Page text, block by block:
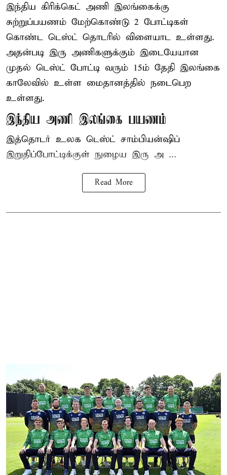
இந்திய கிரிக்கெட் அணி இலங்கைக்கு
சுற்றுப்பயணம் மேற்கொண்டு 2 போட்டிகள்
கொண்ட டெஸ்ட் தொடரில் விளையாட உள்ளது.
அதன்படி இரு அணிகளுக்கும் இடையேயான
முதல் டெஸ்ட் போட்டி வரும் 15ம் தேதி இலங்கை
காலேவில் உள்ள மைதானத்தில் நடைபெற
உள்ளது.
இந்திய அணி இலங்கை பயணம்
இத்தொடர் உலக டெஸ்ட் சாம்பியன்ஷிப்
இறுதிப்போட்டிக்குள் நுழைய இரு அ ...
Read More